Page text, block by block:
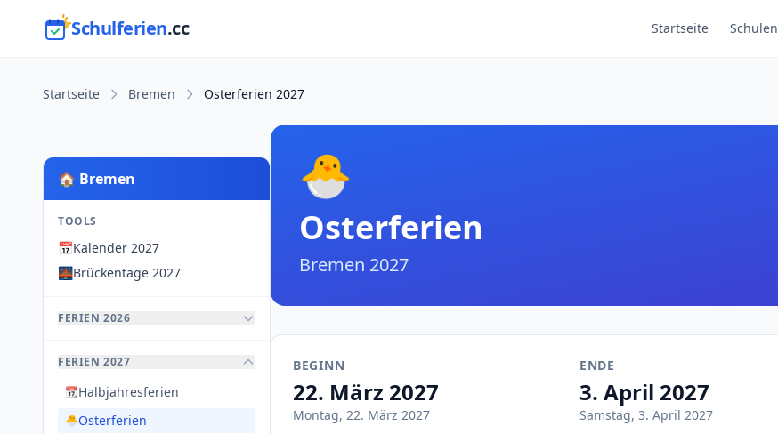
Schulferien.cc Startseite Schulen
Startseite Bremen Osterferien 2027
🏠 Bremen
TOOLS
📅Kalender 2027
🌉Brückentage 2027
FERIEN 2026
FERIEN 2027
📆Halbjahresferien
🐣Osterferien
🐣
Osterferien
Bremen 2027
BEGINN
22. März 2027
Montag, 22. März 2027
ENDE
3. April 2027
Samstag, 3. April 2027